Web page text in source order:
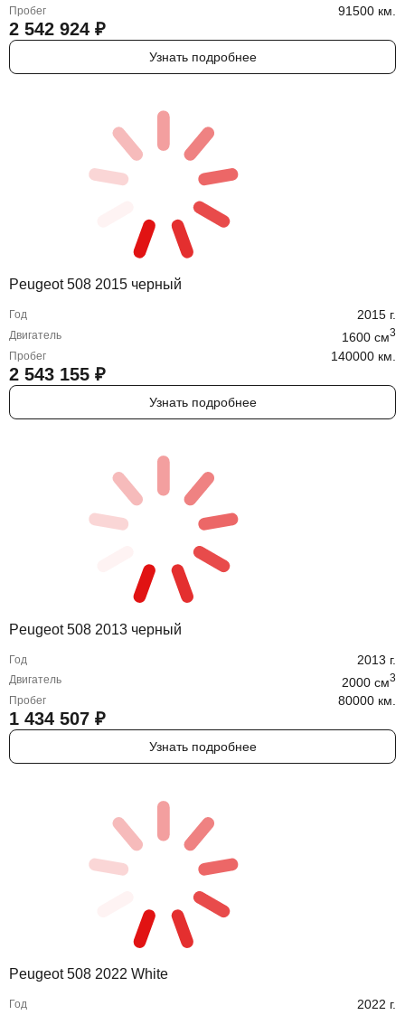
Пробег 91500 км.
2 542 924 ₽
Узнать подробнее
Peugeot 508 2015 черный
Год 2015 г.
Двигатель 1600 cм3
Пробег 140000 км.
2 543 155 ₽
Узнать подробнее
Peugeot 508 2013 черный
Год 2013 г.
Двигатель 2000 cм3
Пробег 80000 км.
1 434 507 ₽
Узнать подробнее
Peugeot 508 2022 White
Год 2022 г.